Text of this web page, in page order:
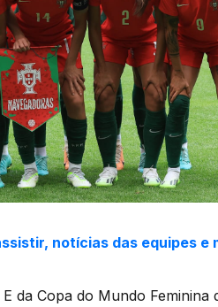
notícias das equipes e
da Copa do Mundo Feminina